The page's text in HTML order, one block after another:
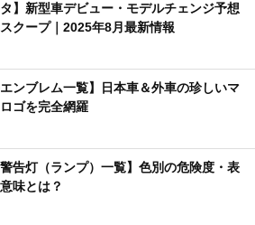
タ】新型車デビュー・モデルチェンジ予想
クープ｜2025年8月最新情報
エンブレム一覧】日本車＆外車の珍しいマ
ゴを完全網羅
警告灯（ランプ）一覧】色別の危険度・表
味とは？